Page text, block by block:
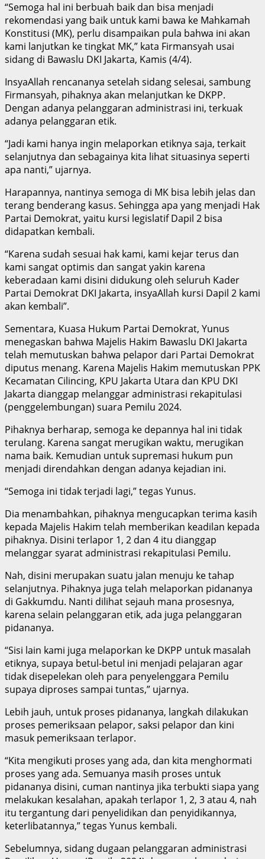
“Semoga hal ini berbuah baik dan bisa menjadi
rekomendasi yang baik untuk kami bawa ke Mahkamah
Konstitusi (MK), perlu disampaikan pula bahwa ini akan
kami lanjutkan ke tingkat MK,” kata Firmansyah usai
sidang di Bawaslu DKI Jakarta, Kamis (4/4).
InsyaAllah rencananya setelah sidang selesai, sambung
Firmansyah, pihaknya akan melanjutkan ke DKPP.
Dengan adanya pelanggaran administrasi ini, terkuak
adanya pelanggaran etik.
“Jadi kami hanya ingin melaporkan etiknya saja, terkait
selanjutnya dan sebagainya kita lihat situasinya seperti
apa nanti,” ujarnya.
Harapannya, nantinya semoga di MK bisa lebih jelas dan
terang benderang kasus. Sehingga apa yang menjadi Hak
Partai Demokrat, yaitu kursi legislatif Dapil 2 bisa
didapatkan kembali.
“Karena sudah sesuai hak kami, kami kejar terus dan
kami sangat optimis dan sangat yakin karena
keberadaan kami disini didukung oleh seluruh Kader
Partai Demokrat DKI Jakarta, insyaAllah kursi Dapil 2 kami
akan kembali”.
Sementara, Kuasa Hukum Partai Demokrat, Yunus
menegaskan bahwa Majelis Hakim Bawaslu DKI Jakarta
telah memutuskan bahwa pelapor dari Partai Demokrat
diputus menang. Karena Majelis Hakim memutuskan PPK
Kecamatan Cilincing, KPU Jakarta Utara dan KPU DKI
Jakarta dianggap melanggar administrasi rekapitulasi
(penggelembungan) suara Pemilu 2024.
Pihaknya berharap, semoga ke depannya hal ini tidak
terulang. Karena sangat merugikan waktu, merugikan
nama baik. Kemudian untuk supremasi hukum pun
menjadi direndahkan dengan adanya kejadian ini.
“Semoga ini tidak terjadi lagi,” tegas Yunus.
Dia menambahkan, pihaknya mengucapkan terima kasih
kepada Majelis Hakim telah memberikan keadilan kepada
pihaknya. Disini terlapor 1, 2 dan 4 itu dianggap
melanggar syarat administrasi rekapitulasi Pemilu.
Nah, disini merupakan suatu jalan menuju ke tahap
selanjutnya. Pihaknya juga telah melaporkan pidananya
di Gakkumdu. Nanti dilihat sejauh mana prosesnya,
karena selain pelanggaran etik, ada juga pelanggaran
pidananya.
“Sisi lain kami juga melaporkan ke DKPP untuk masalah
etiknya, supaya betul-betul ini menjadi pelajaran agar
tidak disepelekan oleh para penyelenggara Pemilu
supaya diproses sampai tuntas,” ujarnya.
Lebih jauh, untuk proses pidananya, langkah dilakukan
proses pemeriksaan pelapor, saksi pelapor dan kini
masuk pemeriksaan terlapor.
“Kita mengikuti proses yang ada, dan kita menghormati
proses yang ada. Semuanya masih proses untuk
pidananya disini, cuman nantinya jika terbukti siapa yang
melakukan kesalahan, apakah terlapor 1, 2, 3 atau 4, nah
itu tergantung dari penyelidikan dan penyidikannya,
keterlibatannya,” tegas Yunus kembali.
Sebelumnya, sidang dugaan pelanggaran administrasi